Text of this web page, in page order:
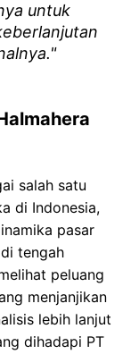
untuk
salah satu
di Indonesia,
pasar
tengah
peluang
menjanjikan
lebih lanjut
dihadapi PT